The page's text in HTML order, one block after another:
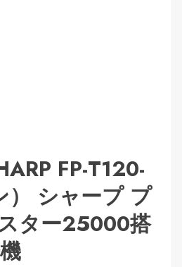
FP-T120-
） シャープ プ
ター25000搭